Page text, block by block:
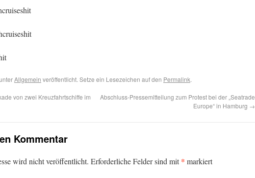
Allgemein veröffentlicht. Setze ein Lesezeichen auf den Permalink.
von zwei Kreuzfahrtschiffe im
Abschluss-Pressemitteilung zum Protest bei der „Seatrade
Europe“ in Hamburg →
Kommentar
wird nicht veröffentlicht. Erforderliche Felder sind mit* markiert